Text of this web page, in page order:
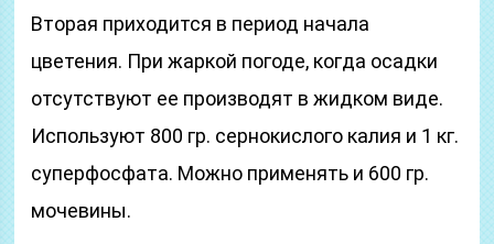
Вторая приходится в период начала
цветения. При жаркой погоде, когда осадки
отсутствуют ее производят в жидком виде.
Используют 800 гр. сернокислого калия и 1 кг.
суперфосфата. Можно применять и 600 гр.
мочевины.